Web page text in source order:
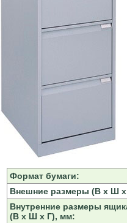
Формат бумаги:
Внешние размеры (В х Ш
Внутренние размеры
(В х Ш х Г), мм: